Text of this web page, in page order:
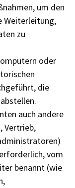
um den
Weiterleitung,
zu
oder
die
auch andere
Vertrieb,
vom
benannt (wie